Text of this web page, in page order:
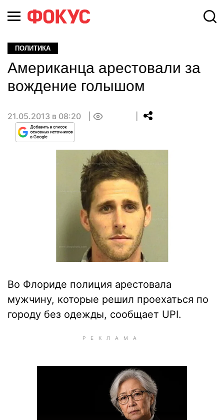
ПОЛИТИКА
Американца арестовали за
вождение голышом
21.05.2013 в 08:20
Во Флориде полиция арестовала
мужчину, которые решил проехаться по
городу без одежды, сообщает UPI.